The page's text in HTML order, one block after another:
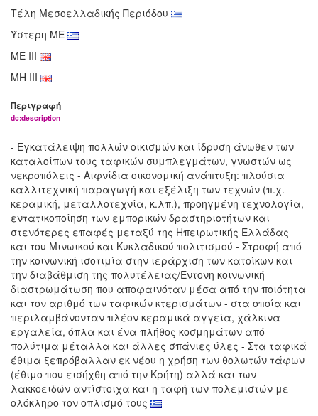
Τέλη Μεσοελλαδικής Περιόδου
Ύστερη ΜΕ
ME III
MH III
Περιγραφή
dc:description
- Εγκατάλειψη πολλών οικισμών και ίδρυση άνωθεν των
καταλοίπων τους ταφικών συμπλεγμάτων, γνωστών ως
νεκροπόλεις - Αιφνίδια οικονομική ανάπτυξη: πλούσια
καλλιτεχνική παραγωγή και εξέλιξη των τεχνών (π.χ.
κεραμική, μεταλλοτεχνία, κ.λπ.), προηγμένη τεχνολογία,
εντατικοποίηση των εμπορικών δραστηριοτήτων και
στενότερες επαφές μεταξύ της Ηπειρωτικής Ελλάδας
και του Μινωικού και Κυκλαδικού πολιτισμού - Στροφή από
την κοινωνική ισοτιμία στην ιεράρχιση των κατοίκων και
την διαβάθμιση της πολυτέλειας/Έντονη κοινωνική
διαστρωμάτωση που αποφαινόταν μέσα από την ποιότητα
και τον αριθμό των ταφικών κτερισμάτων - στα οποία και
περιλαμβάνονταν πλέον κεραμικά αγγεία, χάλκινα
εργαλεία, όπλα και ένα πλήθος κοσμημάτων από
πολύτιμα μέταλλα και άλλες σπάνιες ύλες - Στα ταφικά
έθιμα ξεπρόβαλλαν εκ νέου η χρήση των θολωτών τάφων
(έθιμο που εισήχθη από την Κρήτη) αλλά και των
λακκοειδών αντίστοιχα και η ταφή των πολεμιστών με
ολόκληρο τον οπλισμό τους